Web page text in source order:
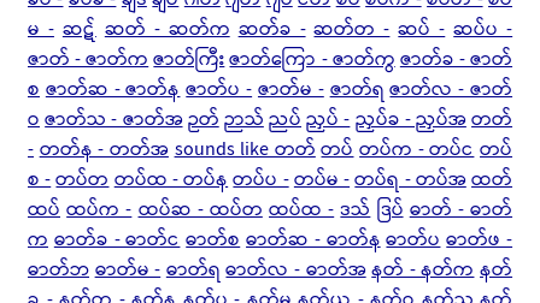
မ - ဆဋ် ဆတ် - ဆတ်က ဆတ်ခ - ဆတ်တ - ဆပ် - ဆပ်ပ -
ဇာတ် - ဇာတ်ကဇာတ်ကြီးဇာတ်ကြော - ဇာတ်ကွဇာတ်ခ - ဇာတ်
စဇာတ်ဆ - ဇာတ်နဇာတ်ပ -ဇာတ်မ -ဇာတ်ရ ဇာတ်လ - ဇာတ်
ဝဇာတ်သ - ဇာတ်အဉတ်ဉာသ်ညပ်ညှပ် -ညှပ်ခ - ညှပ်အတတ်
-တတ်န - တတ်အsounds like တတ်တပ်တပ်က - တပ်ငတပ်
စ -တပ်တတပ်ထ - တပ်နတပ်ပ -တပ်မ -တပ်ရ - တပ်အထတ်
ထပ် ထပ်က - ထပ်ဆ - ထပ်တ ထပ်ထ - ဒသ် ဒြပ် ဓာတ် - ဓာတ်
ကဓာတ်ခ - ဓာတ်ငဓာတ်စဓာတ်ဆ - ဓာတ်နဓာတ်ပဓာတ်ဖ -
ဓာတ်ဘဓာတ်မ -ဓာတ်ရ ဓာတ်လ - ဓာတ်အနတ် - နတ်ကနတ်